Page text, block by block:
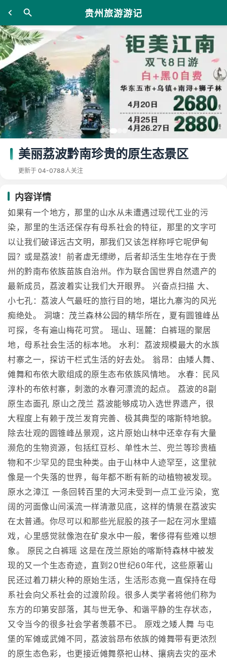
贵州旅游游记
美丽荔波黔南珍贵的原生态景区
更新于 04-0788人关注
内容详情
如果有一个地方，那里的山水从未遭遇过现代工业的污染，那里的生活还保存有母系社会的特征，那里的文字可以让我们破译远古文明，那我们又该怎样称呼它呢伊甸园？或是荔波！前者虚无缥缈，后者却活生生地存在于贵州的黔南布依族苗族自治州。作为联合国世界自然遗产的最新成员，荔波着实让我们大开眼界。 兴奋点扫描 大、小七孔：荔波人气最旺的旅行目的地，堪比九寨沟的风光痴绝处。 洞塘：茂兰森林公园的精华所在，夏有圆锥峰丛可探，冬有遍山梅花可赏。 瑶山、瑶麓：白裤瑶的聚居地，母系社会生活的标本地。 水利：荔波规模最大的水族村寨之一，探访干栏式生活的好去处。 翁昂：由矮人舞、傩舞和布依大歌组成的原生态布依族风情地。 水春：民风淳朴的布依村寨，刺激的水春河漂流的起点。 荔波的8副原生态面孔 原山之茂兰 荔波能够成功入选世界遗产，很大程度上有赖于茂兰发育完善、极其典型的喀斯特地貌。除去壮观的圆锥峰丛景观，这片原始山林中还幸存有大量濒危的生物资源，包括红豆杉、单性木兰、兜兰等珍贵植物和不少罕见的昆虫种类。由于山林中人迹罕至，这里就像是一个失落的世界，每年都不断有新的动植物被发现。 原水之漳江 一条回转百里的大河未受到一点工业污染，宽阔的河面像山间溪流一样清澈见底，这样的情景在荔波实在太普通。你尽可以和那些光屁股的孩子一起在河水里嬉戏，心里感觉就像泡在矿泉水中一般，奢侈得有些难以想象。 原民之白裤瑶 这是在茂兰原始的喀斯特森林中被发现的又一个生态奇迹，直到20世纪60年代，这些原著山民还过着刀耕火种的原始生活，生活形态竟一直保持在母系社会向父系社会的过渡阶段。很多人类学者将他们称为东方的印第安部落，其与世无争、和谐平静的生存状态，又令当今的很多社会学者羡慕不已。 原戏之矮人舞 与屯堡的军傩或武傩不同，荔波翁昂布依族的傩舞带有更浓烈的原生态色彩，也更接近傩舞祭祀山林、攘病去灾的巫术本质。当地还有一种更让人过目难忘的民间舞蹈矮人舞，它起源于村民田间的嬉戏，男人以画有五官的肚皮做脸，和脑后带着俏皮面具的女人追跑打闹，充满原真生活的幽默感。 原经之水书 水族是荔波所在的黔南州独有的一个民族，使用的文字水书更因其神秘性而显得独一无二。水书的字符很像甲骨文，即使在水族当中也很少有人能够识别，所以得到天书之名。掌握水书的只有水族中的鬼师群体，他们是延续水族原始鬼神信仰的主要纽带。水书所记载的重要内容包括历算、卦相、占卜等，类似汉地的易经。 原技之造纸 在茂兰一座叫尧古的布依山村中，旅行者可以看到古老的手工造纸术。当地人将竹子碾碎捣烂，通过几十道原始工序做出粗糙古朴的草纸，然后拿到集市上换取微薄的生活费。幸存于这片山水间的原生态手工艺还包括水族剪纸、布依族的织布与扎染。 原味之臭酸 在荔波，鱼腥草已经不算什么古怪的口味了，臭酸的味道要刺激得多。其制作方法是这样的：将青菜煮烂后放在坛子中腌上20多天，期间不断将剩菜倒入坛中，加强发酵的效果，直至酸臭冲鼻。吃的时候在臭酸中加入大量辣椒制成浓汤，再烩入豆腐、五花肉、大肠、蔬菜。吃臭酸就像吃臭豆腐，爱吃的人会上瘾的，而且还经常拿来招待贵宾。由于制作工序复杂，想吃到这种古怪的菜肴还真不容易呢。 原趣之漂流、探洞 除了原生态的动植物与人文资源，荔波还蕴藏着丰富的户外运动与探险资源，那些难以计数的溶洞、山涧、峡谷、暗河，都是绝妙的户外探险场所。更棒的是，这些户外探险地几乎还无人涉足，充满了原始的野趣。 樟江 29次冲浪与68级跌水 皮划艇顺着跌水形成的水滑梯急速俯冲，马上要一头扎进水里的时候又猛然跃起，雪白的浪花扑面而来，水上探访荔波樟江的行程就这样刺激开场了。 樟江的上游，当地的布依族给了它一个十分美丽的名字水春河。从漂流起点处的水春布依寨开始，之后10余公里长的河道两岸再见不到任何人迹，急滩有29个，周遭尽是些长满原始林木的陡峭崖壁。每到清晨和黄昏的时候，成群的猕猴就会来到河边饮水嬉戏。充满野性之美的河道就像大山里的布依姑娘一样迷人。 水色清澈，平滑如镜，清晰地倒映出两岸的村舍山林。一只红蜻蜓静静地落在船头，久久不肯离去。跟随着在碧波中游弋的鸭群，划过白岩布依村的码头，自此往下，这条河开始被称为樟江。 其实这段河道也并非一年四季都如此清静。每逢端午，当地人就会在这里热闹聚会，除了赛龙舟，还会比赛划舢板。那是本地渔民使用的一种细细长长的小船，用竹竿撑划。划好舢板靠的不仅是力气，更多的是技巧。不过最有趣的还是抓鸭子，一只鸭子被抛到河面，然后众人一起跃入水中，最先抓住鸭子的人为胜。每逢此时，河面上的笑声、叫声就会响成一片，好不热闹。 206省道沿着江水一路蜿蜒向南，任何时候向车窗外望去，都是一幅由青山、碧水、稻田、村舍、渔舟和水牛构成的田园图画。在中国所有的国道、省道当中，这段公路绝对可以入选最美之列了。 樟江上最著名的景区小七孔，206省道竟直接穿小七孔而过。公路旁边，清澈的河水在林木蔽日的山谷中潺潺流淌，厚厚的青苔显示着这里原始的生态环境。 穿过景区标志性的景点位于响水河上的七孔古石桥，到河谷的另一边，沿着一条与公路并行的林间步道，向小七孔的深处走去。 经过拉雅瀑布，来到小七孔最美的一段河道68级瀑布。在不到2公里的河道上，竟然密布着68级跌水，几乎一步一泻。哗哗的流水声在山谷的回应下格外响亮，响水河也因此得名。景区的管理者修建了很多穿越河面的石礅，游人穿行于响水白滩之上，还不时将双脚浸入急流当中，回忆儿时戏水的乐趣。 因为风光近似，当地人总爱将这里和九寨沟相比，但光从这亲水之乐来说，小七孔是要胜于九寨的。 旅行跟帖：樟江风景区这是一个自东北向西南贯穿荔波全境的风光带，荔波县城也位于景区当中。上游的水春河是一条13公里长的野性峡谷，时而激浪翻飞，时而水平如镜，动静相宜，野趣十足。自县城往下，则是一幅田园风光的山水长卷，处处养眼。著名的小七孔景区依托于樟江的支流响水河，纵深有10余公里，古桥、碧潭、瀑布、溶洞，以及如诗如画的水上森林，令这里成为堪与九寨沟相媲美的幽静之所。相邻的大七孔景区则风光壮美，其中高百米、跨江而过的天生石桥被誉为东方凯旋门。 茂兰 圆锥山中的矮人舞 茂兰雯当姆，就是矮人舞。‘雯当姆’是布依话，‘雯’是人的意思，‘当’是矮的意思，‘姆’就是舞。一般秋收之后，翁昂那里的布依族就会跳雯当姆。 翁昂位于茂兰自然保护区里的一个不起眼的小点，那里有着奇异的自然景观，那是由无数座圆锥形山峰组成的峰群景观，令人称奇的是，那些圆锥山的外形竟是那么规整。从一个固定的角度看去，就像是天然生成的金字塔在数不清的绿色金字塔中穿行，这样的经历实在奇妙。山间布满了一块块的稻田，正值秋收时节，稻田泛着诱人的金黄色。如果再运用一下中国式的想象，那些圆锥山又成了一个个亭亭玉立的少女，而那些稻田就是她们俏丽的格子裙摆。 在一块收割完毕的田地中，一群矮人正在嬉笑打闹，他们的个头真的不高，因为都是一些七八岁的孩子。其中那些男孩子都光着上身，肚皮上用黑颜料画着夸张的眉、眼、鼻子和嘴巴，在大人们的帮助下装扮起来。女孩子们都在脑后戴上了用撮箕制成的面具；男孩子们的装扮就要复杂许多：将箩筐做成特大号的帽子扣住上半身，腰部捆上一根长长的、两端安装有假木手的木棍，然后在下半身穿上一件土布衣服，于是一个个以肚皮做脸，充满滑稽色彩的矮人就现身了。 孩子们装扮完毕，几个老年人奏起了乐曲。除了锣鼓、二胡，他们还将树叶当做乐器，衔在嘴里吹奏，于是奏出的乐曲也充满了大山里的粗犷劲。在这样乐曲的陪伴下，孩子们的舞蹈也充满了未经雕琢的游戏感。除了出场时还有队形可言，剩下的舞蹈简直就是在追跑打闹，是快乐十足的田间嬉戏，而不是舞台上那些由专业演员演出的所谓民间歌舞。 跳舞用的道具其实都是田里的农具，女孩子的面具是撮米的撮箕，男孩子套在头上的是装米的笸箩。其实雯当姆在最初，就是人们在收完稻谷后的追跑打闹，就是男人逗女人开心，后来慢慢成了庆祝丰收的舞蹈。田地的周围，围观的大人们就像跳舞的孩子一样快乐，比比划划，说说笑笑，享受着秋忙之后难得的闲适。那些布依族妇女的衣着就像这里的山水一样质朴。 旅行跟帖：翁昂的民间歌舞 除了矮人舞，翁昂最值得一提的就是傩舞。与屯堡的军傩不同，翁昂的傩舞有着更加浓烈的原生色彩。据王翔书记说，本地的傩舞主要是跳来祭祀神山和神树的(这个传统源于万物有灵的原始崇拜)，再有就是在过年时扫寨子(清除寨子里的污秽邪气，除了跳傩舞，当地的鬼师还会应邀来到每户家中，吐火除邪)，以及生儿育女后酬神还愿(有钱人家会跳上七天七夜)时跳。本地最大规模的一次跳傩发生在非典期间，为了清除强大的邪气，鬼师们在翁昂一带的村寨里轮流跳傩，有数星期之久。 除了舞蹈，翁昂的布依大歌也很有特色。每逢结婚或过年，大家都会凑在一起唱大歌，两个人也能唱，几百人也能唱。而大歌唱得最疯的时候，则是在每年农历六月六的姊妹节，那时附近各个村寨的男女都会聚在山坡上对歌，很多青年男女都是通过歌声相识、相爱的，仿佛是布依族的情人节。目前游客可在翁昂的江风布依文化村看到这些原生态的歌舞。 瑶山 遛鸟的印第安人 住在荔波南部大山里的瑶族人，以前交通困难，他们也很少出来，在60年代还过着刀耕火种的日子。那些寨子就像印第安人的原始部落，根本看不到什么日用品，可他们都很快乐，每天都很高兴。女人地位很高，可以自由谈恋爱，选择自己喜欢的男人。结婚之后，男人就不再剪头发，而是把头发盘起来用白头巾包住，这表示他不能再做非分之事。所以他们的夫妻关系都很好，从来见不到吵架的，也从来没有离婚的。 现在在县城的大街上也经常可以看到这些东方印第安人的身影，最显著的特征就是男人穿着的白色七分裤，于是当地人都称他们为白裤瑶。瑶山的拉片村便是白裤瑶的一处聚居地。 拉片村位于通往捞村的县道旁。纱巾般的云雾从苍翠的山头飘过，村子不大，由20多幢竹木结构的吊脚楼组成，底层堆放着柴草杂物，或饲养着家畜，人们住在二楼。整个村子很安静，在黔南终年雨水的冲刷下，散发着潮湿的气息。 白裤瑶人喜欢遛鸟。男人们都喜欢养鸟，没事就凑在一起斗鸟，就像打麻将一样，上瘾的。做白裤瑶的男人真的是很幸福，除了斗鸟就是喝酒。他们赶墟的时候都是女人买东西，男人只管喝酒，喝醉了就睡在路边，女人会一直陪到男的醒过来，不会有半句抱怨。 村民都是传统的装扮：除去蓝衫白裤，很多男子还打着漂亮的裹腿，而女人们则身着浅色的百褶短裙和深色的两片装这种不着内衣、又露又透的穿衣方式非常适合此地炎热的气候，也能够时刻显露出原始的女性魅力。 白裤瑶主要分布于广西南丹县与贵州荔波县，人口仅3万左右，一直以狩猎为生，保持有持枪的传统。解放后改为务农为主，由原始社会生活形态直接跨入到现代社会，猎枪也变为迎接贵宾或丧葬祭祀活动中的礼器。但白裤瑶至今仍明显保留着由母系社会向父系社会过渡阶段的生活痕迹，女性衣不遮乳的装扮显示了他们对母性的原始崇拜。 白裤瑶的原始生活形态还体现在对死亡的态度上。按照拉片村书记的说法，他们一年只过两个节，一是春节(这是随汉族过的)，二是农历七月中的鬼节。白裤瑶认为自己的祖先住在很远的地方，他们是后来迁徙至此的，虽然生不能回祖先乐土，但死后一定要赶回祖地。于是他们特别重视亲人的亡故，甚至每一次葬礼都搞得像过节一样隆重。 亡者的亲属会请来鬼师做法，昼夜敲响铜鼓，跳起猴子般的舞蹈，而最重要的仪式则是砍牛。牛是重要的活祭，它将和亡者生前所使用过的物品，以及各种食物一起被带到阴间。陪葬的牛会被拴在一个木桩上，在吃完最后一口草料后被活着砍杀。砍牛者必须在三刀内砍倒这头牛，否则会被视为无能。 大山中的水样民族 中国的地形从西到东大致可分为三个阶梯，位于黔南州的荔波正好位于第二阶梯与第三阶梯的交界处。这是一条奇异的文化沉积带，由于它的边缘地域性，这里的历史节拍显得比外围地区舒缓许多。当许多历史文化痕迹在东边的大平原和西边的大盆地上被冲刷得一干二净时，却幸运地得以在这条地理夹缝中存留。在茂兰壮观的喀斯特峰丛背后，一座座仿佛落入伊甸园的水族村寨尤其引人关注。 水族居住的房屋是一种用杉木、松木建造的干栏式建筑。干是水语楼的谐音，栏是水语家的谐音，合起来就是楼房的意思。水族的这种干栏一般有上下两层，下层豢养牲畜，上层住人。修建这种房屋要先用石块安好基脚，用粗大的松、杉原木为柱，再用枋条穿拉起来，构成一个离地六七尺高的底架。然后在底架上修建上层房架，并用木板装修起来，最后盖上瓦片或杉树皮，这样一座楼房就基本上建好了。 这些干栏结成的水族村寨，分布在低丘谷地上或山间平坝边缘，依山傍水，错落有致。村寨四周多修竹、古树、花果，浓荫掩映，洁净安谧，偶尔还会飞出一阵阵悠扬的芦笙旋律，或是一首关于水书的绝唱。水书即水族的文字，其形状类似甲骨文和金文，主要用来记载水族的天文、地理、宗教、民俗、伦理、哲学等文化信息。水书又称 反书,这是指其结构，有的字虽是仿汉字，但基本上是汉字的反写、倒写或改写。至于其写法为何与汉字相反，至今仍无令人信服的解释。 在水族聚居地区，能看懂、读通和使用水书的人很少，他们全部为男性，被称做鬼师。他们在民间的地位很高，被人们所崇拜。水书就是鬼师群体所掌握的极为珍贵的宝物，靠一代又一代的鬼师通过口传、手抄流传几千年至今，所以水书又被称为鬼书。在水族巫文化的鬼神崇拜现象中，水书是一部教科书，鬼师则是教师。两者的结合，成为了维系水族原始宗教信仰的纽带。 鬼师从使用功能方面把水书分为两大类。一类是白书，主要用于丧葬、祭祀、生产、出行、造房、经商、嫁娶和占卜等方面；另一类是黑书，又称水书秘笈，能掌握此书的人少之又少。黑书就要用于放鬼和退鬼。 据说鬼师只要知道某人的生辰八字，或取其一根毛发或一片衣物，便可放鬼于其身。当某人被鬼附身，就必须去求另一鬼师帮他脱身，称为退鬼。然后这件事就演化成鬼师间的斗法和较量，法术不高的鬼师最终会被鬼加害而亡。这些有关鬼神崇拜的传说，听起来就像魔幻故事一样引人入胜。 关于水书的传奇还不止于此。2007年5月，黔南州水书先生对河南偃师二里头文化遗址出土的夏代陶器上的24个符号进行辨认、识读，竟然破译出一半以上的符号含义。接着人们又发现，在已征集到的2000多册水书中，竟找到了10多个与夏陶符号完全相同的字符。于是专家推测，水书很可能是夏文化遗存的一脉，并将有助于解开困扰考古界40多年的二里头夏都之谜。大山中的水族就像是一面历史的镜子，通过与水族文化和生活形态的对照，不仅可以帮助我们破解那些历史的谜团，还能令我们寻回已经遗失在历史长河中的传统生活的片断。比如端午节，这个对于水族同样重要的节日，我们一直认为它是因屈原而来，但根据闻一多先生的研究，端午本是吴越民族举行的图腾祭的节日，而赛龙舟便是祭祀中半宗教、半社会性的娱乐节目。至于将粽子投入水中，本意是给蛟龙享受的。总之，端午是个龙的节日，它的渊源在屈原以前不知多远呢。可见端午节并非汉族的专利，而龙应该也是众多古代民族共有的图腾。 更隆重的水族节日出现在每年水历的十二月至次年的二月上旬，即农历的八月至十月上旬，那时水族的村寨会像多米诺骨牌一样，一个接一个地进入一年当中最为热闹的节日当中端节，即水族人的春节。从头至尾时间长达49天，堪称世界上延时最长的节日。在端节的种种活动中，数赛马最为热闹，端坡(固定的赛马场)两旁人山人海的场景不禁让人想起内蒙古大草原上的那达慕。 从水书先生破译夏朝文字，到貌似神离的水族端午节，再到山林中的赛马盛会，水族生活中的这些精彩片断总让我们感觉既新奇又熟悉，就好比置身于茂兰的峰丛当中，虽然峰回路转，但身旁的景象却总是似曾相识。 荔波喀斯特：地球的标本 早在1989年，国际著名喀斯特学家福特和威廉姆斯就曾对中国南方喀斯特进行考察，并发出这样的感慨：如果请任何一位地貌学家来提名世界上卓越景观的清单，中国南方著名的塔状喀斯特和锥状喀斯特毫无疑问将独树一帜，应当作为世界遗产清单的首选。 2006年1月，中国政府正式以中国南方喀斯特的总名称向联合国世界遗产委员会提出申报，包括贵州荔波、云南石林和重庆武隆3个喀斯特遗产地，于2007年在第31届世界遗产大会上被审议通过。 喀斯特是地球上最重要的地貌形态之一，面积达5100万平方公里，占地球总面积的10%，从热带到寒带、从大陆到海岛都有广泛分布。中国的喀斯特地貌主要集中于南方的贵州、广西、四川、重庆、西藏、湖南、湖北以及北方的山西、河北和山东等省，是世界上面积最大、最集中的连片喀斯特区域。这些区域在未受人类活动影响前大多覆盖着茂密的森林植被，但在近几百年遭受到严重破坏，至今几乎已摧毁殆尽。 然而，地处贵州南部的荔波喀斯特却是例外。这里拥有大面积的原生性喀斯特森林，森林覆盖率达63%，下有峰林，上有森林的集中连片原生性喀斯特地貌在全世界也是绝无仅有的。 荔波地处云贵高原向广西丘陵盆地过渡的斜坡地带，在大地构造上属于黔南古陷褶断束。古生代期间，荔波是一片海洋，之后由于地壳上升，荔波在三叠纪后期逐渐脱离海水侵蚀而成为内陆。第4纪以来，地壳持续上升，形成了现今强烈溶蚀的喀斯特峰丛景观，包括峰丛洼地、峰丛谷地(坡立谷)、峰丛峡谷、峰林洼地(坡立谷)与峰丛槽谷(盆地)。完美展示了峰丛景观与峰林景观的相互演化与递变，具有重要的科学价值。 从联合国世界遗产专家的口中，我们读到了这样的评价：荔波遗产地是世界上同类喀斯特的模式地，满足世界遗产的第Ⅶ和Ⅷ条评价标准，即具有超乎寻常的自然现象或非同寻常的自然美和美学价值；是反映地球演化历史主要阶段的杰出范例，包括生命的记录，重要的、正在进行的地貌演化，重要的地貌形态或自然地理特征 荔波喀斯特景观以小七孔、大七孔、水春河、茂兰为代表。其中小七孔以峰丛洼地、地表明流与地下暗河及喀斯特森林为主，融山、水、林、洞、湖、瀑为一体；大七孔以喀斯特深切峡谷、天生桥、地下伏流、地下湖及原始森林为主，险峻雄伟；水春河峡谷以喀斯特深切峡谷、地表河流、峡谷石灰华、喀斯特森林为主；茂兰以原生性喀斯特森林为主。 除去丰富的自然景观，荔波还拥有丰富的生物多样性，列入IUCN物种红色名录和中国物种红色名录的就有121种。受到严重威胁的植物有83种，特有植物41种，保护动物45种，地方特有动物48种(尤其是洞穴动物)。由于山深林密，新种的动植物还在不断地被发现之中。 特别值得一提的是，这种丰富性还延伸到了本地人类生活的状况上面。在荔波喀斯特区域的16.9万人口中，布依、水、苗、瑶等少数民族人口占了92%。在他们的生活中，从洼地里的农田、山寨里的木楼，到劳作用的农具、治病用的草药无一不是来自于森林，他们中的很多人至今还相信有山神、树神、水神，相信是森林和神灵一直庇护着他们。由于这片区域的封闭性，传统的民居建筑、纺织文化、农耕文化、服饰文化、古法造纸、婚俗丧葬以及节日文化等保存得比较完好，原始本真的生活习俗构成了荔波天人合一的人文现象。 资讯补给 纪念品清单 水族剪纸：在都匀的石板街上可以看到水族民间艺术家韦帮粉的剪纸店。韦帮粉来自榔木寨，经常在全国各地表演水族剪纸。一进小店，就会受到这位水族中年妇女的热情招待。小店中到处都挂满了韦帮粉的剪纸作品，内容多是反映村寨生活和民间传说的，比如日常的打谷、打糍粑、磨面等劳作，以及节日中的斗牛、跑马、斗鸡、吹芦笙等场景。其中最特别的要属那些黑色剪纸，用白纸衬底，非常有立体感，小幅(A4纸大小)的售价为15元，大幅为180元(不带画框)。 马尾绣布鞋：都匀石板街上的多彩绣布鞋店就像是个小型的布鞋陈列馆，可以买到当地各种少数民族的花哨布鞋，其中最特别的是水族的马尾绣布鞋，一双要买180元。水族的马尾绣是用马尾鬃做芯，手工将丝线紧密地缠在马尾上，然后再绣出各种图案。如此绣出的绣片非常结实耐洗，以布鞋为例，即使鞋帮都烂了，绣过的地方却还会完好如初。这是一种将近失传的技艺，现在只有一些寨子里的老人还会，据说做一件马尾绣的衣服要花费数月时间，售价在3000元左右。 水草花瓶：在荔波长途汽车站入口处的乡艺坊，可以买到用水草编成的花瓶，造型拙朴，特大号的价格为90元，中号的为36元。这家小店还出售其他一些别致的手工艺品，比如用撮米用的撮箕做成的面具。 银饰：在荔波县城大榕树旁的广场边，可以找到当地民族银饰厂的商店，他们出售的产品有质量保证，其中一些造型简单古朴的手镯、项圈还带有很强的现代设计感，称重售卖，价格为8元/克(一些做工精细的耳坠、项坠除外)。 都匀毛尖：早在明朝就已成为供奉朝廷的上品，是与茅台酒齐名的贵州名产，1983年被评为中国十大名茶之一。每年3月～5月是毛尖上市的季节，其他时节可以在超市中买到密封包装的茶叶，价格为5元/100克，或更高。当地的苦丁茶也很不错，清爽降火，参考价为4元/100克。 辣椒：本地辣椒产品种类繁多，口味上乘。最有特色的是柴火辣椒，制作手法是将新鲜辣椒与木炭搅拌翻炒至脱掉水分，然后将炭灰掸掉(据说还不能掸得太干净，要的就是炭灰的特殊香味)，捣碎加盐做成辣椒面。当地人经常把柴火辣椒面当做吃火锅时的蘸料，或者直接放在粉、面中食用。在超市中可以买到包装好的柴火辣椒，参考价格为2～3元/100克。其他可选的还包括糟辣椒、酸泡椒等，整瓶出售，参考价为6元/公斤。 荔波 黔南州名气最大、开发最到位、旅游设施最完善的旅行目的地。 交通： 1.荔波不通铁路，却拥有黔南州惟一一个机场，距县城12公里，已于2007年11月正式通航。首先开通的是往返贵阳、深圳的2条直达航线，为旅行者带来很大便利。 2.长途汽车站位于市区东北的樟江东路，班车往返于贵阳(每天6班)、都匀、独山、三都之间。前往荔波境内景点的交通情况如下：距小七孔28公里,有专线车往返，途经大七孔,15分钟一班；距离茂兰26公里，每天2班；距离洞塘(板寨)31公里，每天8班；距离翁昂29公里，每天5班。 住宿：不大的县城中竟有近百家的宾馆、饭店和招待所,住宿非常方便。特别推荐位于县城北郊、樟江河畔的华城阳光酒店(三星级),坐在酒店房间中,就能看到村妇在河边洗衣、渔船在河面穿行的绝妙风光,电话：(0854)3616430。 饮食：当地的特色菜肴包括臭酸、酸肉(五花肉切片，加小米、花椒、姜、盐等入坛腌成)、炒水蕨菜(生于河边的一种蕨类)、瑶山鸡(吃法类似白斩鸡)等。早上一定要去大榕树对面吃碗老彭豆花面，这是本地名小吃，辣拌面配素豆花，百吃不厌。晚上还可以去樟江园广场旁的小吃一条街逛逛。 景点门票： 1.小七孔门票为70元，景点纵深10公里左右，其间还有很多观光岔路，主要景点包括小七孔古桥、拉雅瀑布、68级瀑布、水上森林、野猪林、飞云洞、天钟洞、鸳鸯湖、卧龙潭等，如果想全部转到大概需要一整天的时间。在游客较多的时候，景区内会开通免费的环保电瓶车，往返于各个景点之间。 2.大七孔的门票为30元，也非常幽深，主要景点包括恐怖峡、天生桥、妖风洞、地莪森林、地莪宫、二层河等，同样需要慢慢玩来的。 3.水春河漂流的价格为170元(一般冬天水浅时不漂，夏天水太大也会部分停漂)，总漂程为13公里，其中前9公里乘坐皮划艇顺流而下，后面的静水区乘坐机动船，总耗时3小时左右。想参加漂流的游客只需前往县城北边(樟江东路)的漂流接待处，付款后乘坐景区专车前往漂流起点。 4.茂兰自然保护区的入口设在尧古，门票30元。保护区面积很大，洞塘、板寨、翁昂等主要景点没有旅游专线车抵达，只能包车往返。 5.瑶麓和瑶山(拉片村、董蒙村)是本地瑶族的主要聚居地，前往参观不需要门票。他们平日会针对旅游团队举行一些收费的歌舞表演(80～100元/人)，如果想看到原生态的祭祀、歌舞等活动只能靠运气，比如正逢春节、鬼节(7月中旬)或丧葬。 冬季旅行指点：荔波冬季温度较为温和，气温很少会降到零摄氏度以下(但仍会让游人感到有些不舒适)，自然风光几乎和夏天没有什么两样，而且水色还会更加清澈透蓝。如果幸运地遇到下雪，白雪覆绿的景色非常怡人。春节前后，洞塘的2万多亩野梅花竞相怒放，遍山粉红的绚烂景色非常壮观。 冬季还是探访本地少数民族风情的好时候。在翁昂的布依族村落，可以在大年三十看到鬼师扫村子的古老仪式，在大年初二、初三看到山野中的布依大歌，在大年十五看到热闹的花灯戏和舞龙、舞狮。如果春节去拜访瑶山的白裤瑶，则可以看到村民们自发组织的打陀螺活动，非常难得。 荔波周边地区 都匀黔南州首府，前往荔波的重要中转站。 交通：都匀是黔桂、湘黔铁路上的重要站点，可